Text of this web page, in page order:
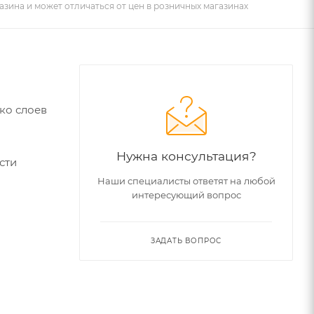
и может отличаться от цен в розничных магазинах
слоев
Нужна консультация?
Наши специалисты ответят на любой
интересующий вопрос
ЗАДАТЬ ВОПРОС